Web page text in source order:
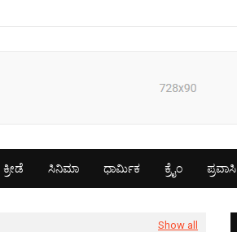
ಕ್ರೀಡೆ ಸಿನಿಮಾ ಧಾರ್ಮಿಕ ಕ್ರೈಂ ಪ್ರವಾಸಿ
Show all